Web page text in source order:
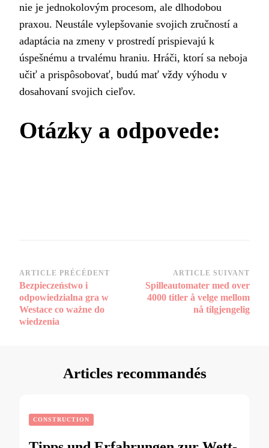
nie je jednokolovým procesom, ale dlhodobou
praxou. Neustále vylepšovanie svojich zručností a
adaptácia na zmeny v prostredí prispievajú k
úspešnému a trvalému hraniu. Hráči, ktorí sa neboja
učiť a prispôsobovať, budú mať vždy výhodu v
dosahovaní svojich cieľov.
Otázky a odpovede:
Navigation
d’article
ARTICLE PRÉCÉDENT
Bezpieczeństwo i
odpowiedzialna gra w
Westace co ważne do
wiedzenia
ARTICLE SUIVANT
Spilleautomater med over
4000 titler å velge mellom
nå tilgjengelig
Articles recommandés
CONSTRUCTION